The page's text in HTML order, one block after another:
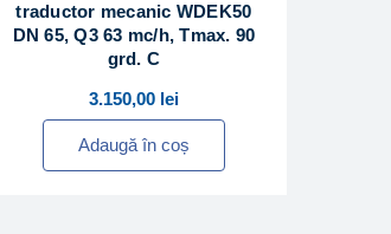
traductor mecanic WDEK50
DN 65, Q3 63 mc/h, Tmax. 90
grd. C
3.150,00 lei
Adaugă în coș